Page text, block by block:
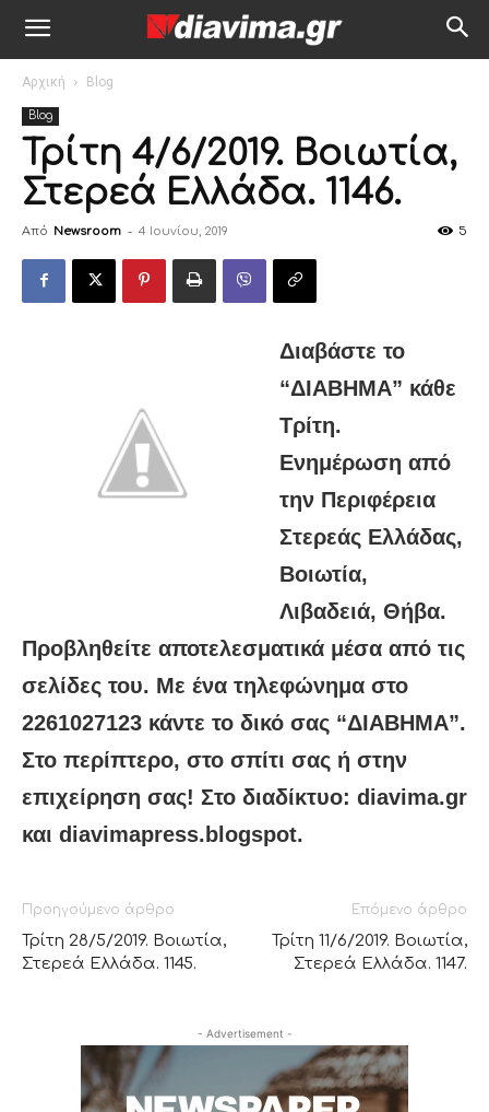
Αρχική Blog
Blog
Τρίτη 4/6/2019. Βοιωτία,
Στερεά Ελλάδα. 1146.
Από Newsroom - 4 Ιουνίου, 2019 5
Διαβάστε το
“ΔIABHMA” κάθε
Τρίτη.
Ενημέρωση από
την Περιφέρεια
Στερεάς Ελλάδας,
Βοιωτία,
Λιβαδειά, Θήβα.
Προβληθείτε αποτελεσματικά μέσα από τις
σελίδες του. Με ένα τηλεφώνημα στο
2261027123 κάντε το δικό σας “ΔΙΑΒΗΜΑ”.
Στο περίπτερο, στο σπίτι σας ή στην
επιχείρηση σας! Στο διαδίκτυο: diavima.gr
και diavimapress.blogspot.
Προηγούμενο άρθρο
Τρίτη 28/5/2019. Βοιωτία,
Στερεά Ελλάδα. 1145.
Επόμενο άρθρο
Τρίτη 11/6/2019. Βοιωτία,
Στερεά Ελλάδα. 1147.
- Advertisement -